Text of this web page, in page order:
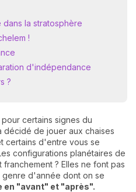
dans la stratosphère
!
d'indépendance
?
certains signes du
décidé de jouer aux chaises
certains d'entre vous se
configurations planétaires de
? Elles ne font pas
genre d'année dont on se
en "avant" et "après".